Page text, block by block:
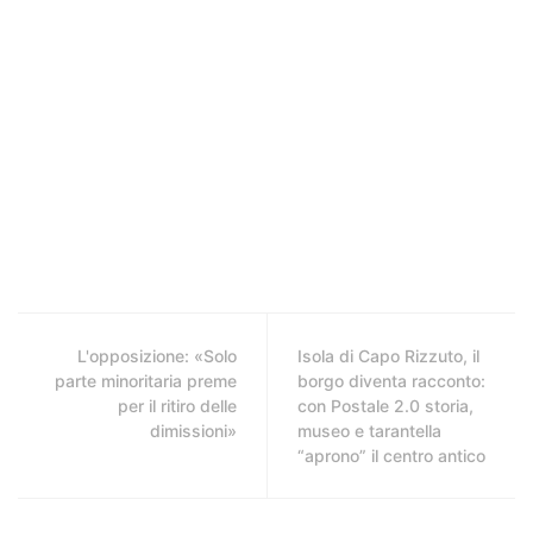
L'opposizione: «Solo
parte minoritaria preme
per il ritiro delle
dimissioni»
Isola di Capo Rizzuto, il
borgo diventa racconto:
con Postale 2.0 storia,
museo e tarantella
“aprono” il centro antico